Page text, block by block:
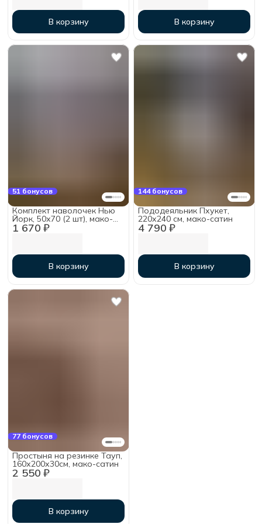
В корзину В корзину
51 бонусов
1 670 ₽
Комплект наволочек Нью
Йорк, 50х70 (2 шт), мако-
сатин
В корзину
144 бонусов
4 790 ₽
Пододеяльник Пхукет,
220х240 см, мако-сатин
В корзину
77 бонусов
2 550 ₽
Простыня на резинке Тауп,
160х200х30см, мако-сатин
В корзину